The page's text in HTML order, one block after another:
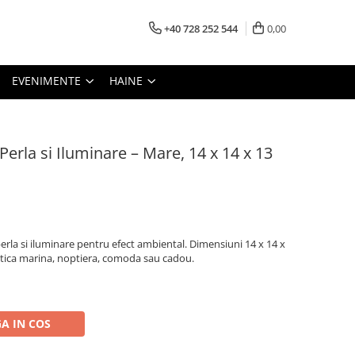
+40 728 252 544 0,00
EVENIMENTE HAINE
si Iluminare – Mare, 14 x 14 x 13
si iluminare pentru efect ambiental. Dimensiuni 14 x 14 x
marina, noptiera, comoda sau cadou.
IN COS